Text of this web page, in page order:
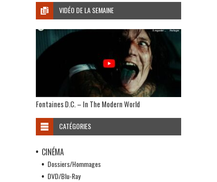
VIDÉO DE LA SEMAINE
Fontaines D.C. – In The Modern World
CATÉGORIES
CINÉMA
Dossiers/Hommages
DVD/Blu-Ray